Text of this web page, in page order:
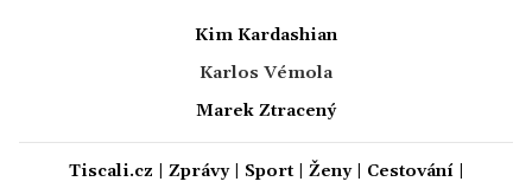
Kim Kardashian
Karlos Vémola
Marek Ztracený
Tiscali.cz Zprávy| Sport| Ženy| Cestování|